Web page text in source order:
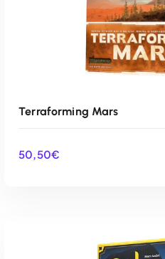
AÑADIR AL
Terraforming Mars
50,50€